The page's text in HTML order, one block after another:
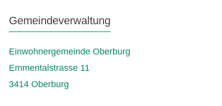
Gemeindeverwaltung
Einwohnergemeinde Oberburg
Emmentalstrasse 11
3414 Oberburg